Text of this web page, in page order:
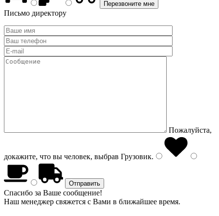
Письмо директору
Пожалуйста,
докажите, что вы человек, выбрав Грузовик.
Спасибо за Ваше сообщение!
Наш менеджер свяжется с Вами в ближайшее время.